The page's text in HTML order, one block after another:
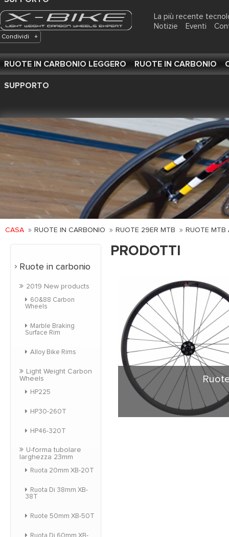
La più recente
Notizie
Eventi
Condividi +
RUOTE IN CARBONIO LEGGERO RUOTE IN CARBONIO
SUPPORTO
CASA RUOTE IN CARBONIO RUOTE 29ER MTB RUOTE MTB
Ruote in carbonio
2019 New products
60&88 Carbon
Wheels
Marble Braking
Surface Rim
Alloy Bike Rims
Light Weight Carbon
Wheels
HP225
HP30-260T
HP46-320T
U-forma tubolare
larghezza 23mm
Ruota 20mm XB-20T
Ruota Di 38mm XB-
38T
Ruote 50mm XB-50T
PRODOTTI